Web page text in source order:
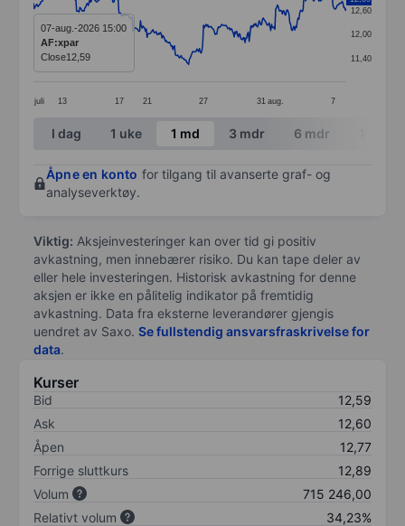
Line chart with 378 data points.
The chart has 1 X axis displaying categories.
The chart has 1 Y axis displaying values. Data ranges
juli 13 17 21 27 31 aug. 7
11,40
12,00
12,60
07-aug.-2026 15:00
AF:xpar
Close12,59
End of interactive chart.
I dag 1 uke 1 md 3 mdr 6 mdr
Åpne en konto for tilgang til avanserte graf- og
analyseverktøy.
Viktig: Aksjeinvesteringer kan over tid gi positiv
avkastning, men innebærer risiko. Du kan tape deler av
eller hele investeringen. Historisk avkastning for denne
aksjen er ikke en pålitelig indikator på fremtidig
avkastning. Data fra eksterne leverandører gjengis
uendret av Saxo. Se fullstendig ansvarsfraskrivelse for
data.
Kurser
Bid
12,59
Ask
12,60
Åpen
12,77
Forrige sluttkurs
12,89
Volum
715 246,00
Relativt volum
34,23%